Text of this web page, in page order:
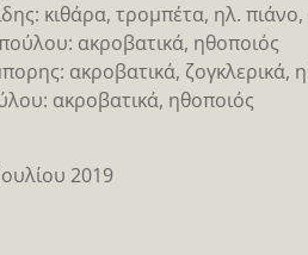
κιθάρα, τρομπέτα, ηλ.
ακροβατικά, ηθοποιός
ακροβατικά, ζογκλερικά,
ακροβατικά, ηθοποιός
2019